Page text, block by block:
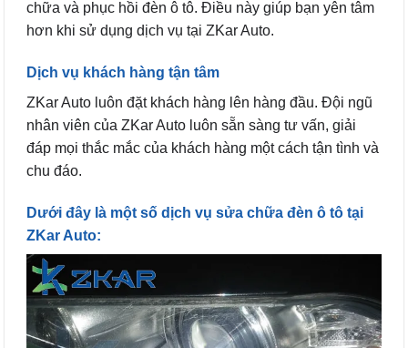
chữa và phục hồi đèn ô tô. Điều này giúp bạn yên tâm
hơn khi sử dụng dịch vụ tại ZKar Auto.
Dịch vụ khách hàng tận tâm
ZKar Auto luôn đặt khách hàng lên hàng đầu. Đội ngũ
nhân viên của ZKar Auto luôn sẵn sàng tư vấn, giải
đáp mọi thắc mắc của khách hàng một cách tận tình và
chu đáo.
Dưới đây là một số dịch vụ sửa chữa đèn ô tô tại
ZKar Auto: